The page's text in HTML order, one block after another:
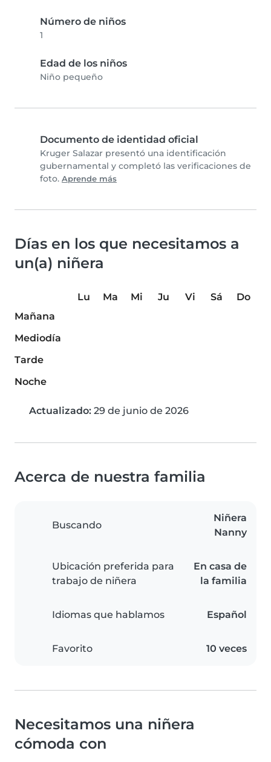
Número de niños
1
Edad de los niños
Niño pequeño
Documento de identidad oficial
Kruger Salazar presentó una identificación
gubernamental y completó las verificaciones de
foto. Aprende más
Días en los que necesitamos a
un(a) niñera
Lu Ma Mi Ju Vi Sá
Do
Mañana
Mediodía
Tarde
Noche
Actualizado: 29 de junio de 2026
Acerca de nuestra familia
Buscando
Niñera
Nanny
Ubicación preferida para
trabajo de niñera
En casa de
la familia
Idiomas que hablamos Español
Favorito 10 veces
Necesitamos una niñera
cómoda con